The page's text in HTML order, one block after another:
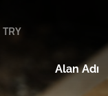
TRY
Alan Adı